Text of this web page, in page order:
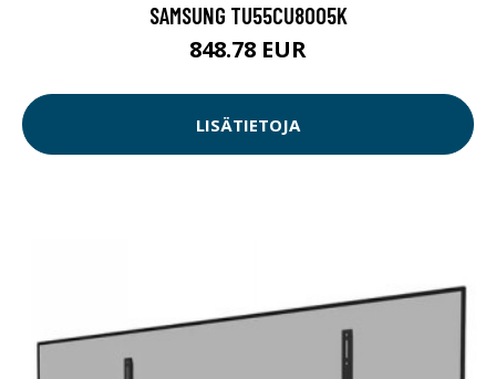
SAMSUNG TU55CU8005K
848.78 EUR
LISÄTIETOJA